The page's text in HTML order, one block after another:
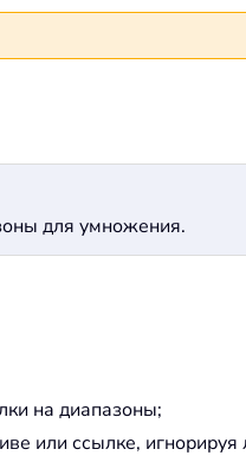
для умножения.
на диапазоны;
ссылке, игнорируя